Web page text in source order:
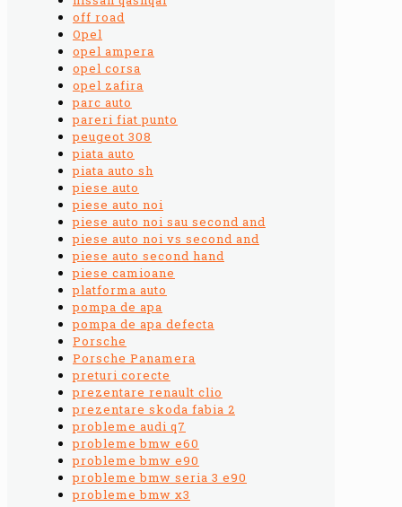
off road
Opel
opel ampera
opel corsa
opel zafira
parc auto
pareri fiat punto
peugeot 308
piata auto
piata auto sh
piese auto
piese auto noi
piese auto noi sau second and
piese auto noi vs second and
piese auto second hand
piese camioane
platforma auto
pompa de apa
pompa de apa defecta
Porsche
Porsche Panamera
preturi corecte
prezentare renault clio
prezentare skoda fabia 2
probleme audi q7
probleme bmw e60
probleme bmw e90
probleme bmw seria 3 e90
probleme bmw x3